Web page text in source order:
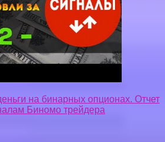
на бинарных опционах. Отчет
Биномо трейдера